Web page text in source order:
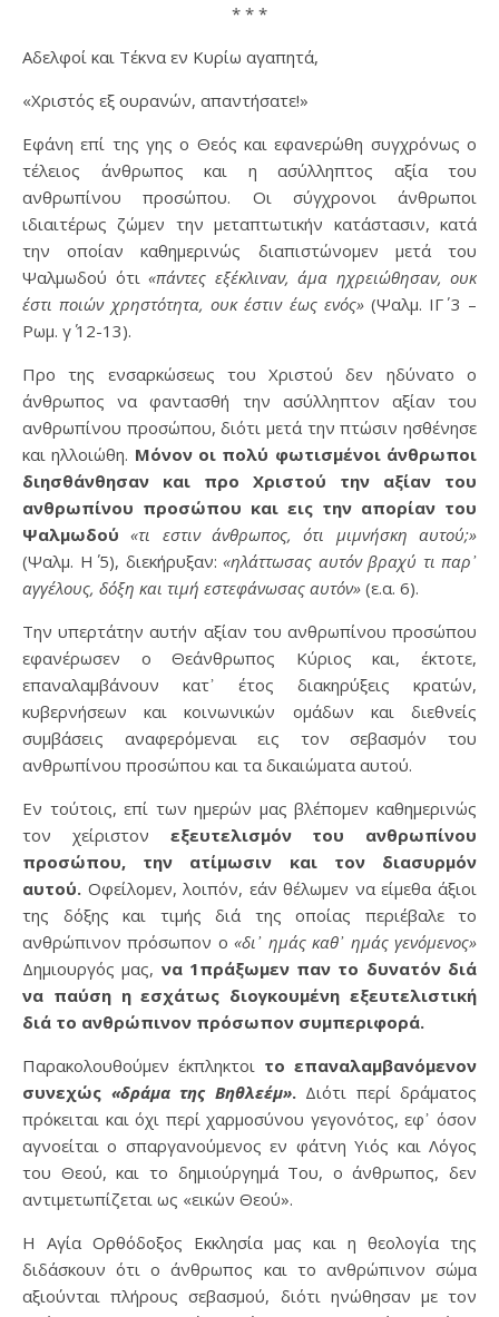
* * *
Αδελφοί και Τέκνα εν Κυρίω αγαπητά,
«Χριστός εξ ουρανών, απαντήσατε!»
Εφάνη επί της γης ο Θεός και εφανερώθη συγχρόνως ο
τέλειος άνθρωπος και η ασύλληπτος αξία του
ανθρωπίνου προσώπου. Oι σύγχρονοι άνθρωποι
ιδιαιτέρως ζώμεν την μεταπτωτικήν κατάστασιν, κατά
την οποίαν καθημερινώς διαπιστώνομεν μετά του
Ψαλμωδού ότι «πάντες εξέκλιναν, άμα ηχρειώθησαν, ουκ
έστι ποιών χρηστότητα, ουκ έστιν έως ενός»(Ψαλμ. ΙΓ΄ 3 –
Ρωμ. γ΄ 12-13).
Προ της ενσαρκώσεως του Χριστού δεν ηδύνατο ο
άνθρωπος να φαντασθή την ασύλληπτον αξίαν του
ανθρωπίνου προσώπου, διότι μετά την πτώσιν ησθένησε
και ηλλοιώθη. Μόνον οι πολύ φωτισμένοι άνθρωποι
διησθάνθησαν και προ Χριστού την αξίαν του
ανθρωπίνου προσώπου και εις την απορίαν του
Ψαλμωδού «τι εστιν άνθρωπος, ότι μιμνήσκη αυτού;»
(Ψαλμ. Η΄ 5), διεκήρυξαν: «ηλάττωσας αυτόν βραχύ τι παρ᾿
αγγέλους, δόξη και τιμή εστεφάνωσας αυτόν» (ε.α. 6).
Την υπερτάτην αυτήν αξίαν του ανθρωπίνου προσώπου
εφανέρωσεν ο Θεάνθρωπος Κύριος και, έκτοτε,
επαναλαμβάνουν κατ᾿ έτος διακηρύξεις κρατών,
κυβερνήσεων και κοινωνικών ομάδων και διεθνείς
συμβάσεις αναφερόμεναι εις τον σεβασμόν του
ανθρωπίνου προσώπου και τα δικαιώματα αυτού.
Εν τούτοις, επί των ημερών μας βλέπομεν καθημερινώς
τον χείριστον εξευτελισμόν του ανθρωπίνου
προσώπου, την ατίμωσιν και τον διασυρμόν
αυτού. Οφείλομεν, λοιπόν, εάν θέλωμεν να είμεθα άξιοι
της δόξης και τιμής διά της οποίας περιέβαλε το
ανθρώπινον πρόσωπον ο«δι᾿ ημάς καθ᾿ ημάς γενόμενος»
Δημιουργός μας, να 1πράξωμεν παν το δυνατόν διά
να παύση η εσχάτως διογκουμένη εξευτελιστική
διά το ανθρώπινον πρόσωπον συμπεριφορά.
Παρακολουθούμεν έκπληκτοι το επαναλαμβανόμενον
συνεχώς «δράμα της Βηθλεέμ».Διότι περί δράματος
πρόκειται και όχι περί χαρμοσύνου γεγονότος, εφ᾿ όσον
αγνοείται ο σπαργανούμενος εν φάτνη Υιός και Λόγος
του Θεού, και το δημιούργημά Του, ο άνθρωπος, δεν
αντιμετωπίζεται ως «εικών Θεού».
Η Αγία Ορθόδοξος Εκκλησία μας και η θεολογία της
διδάσκουν ότι ο άνθρωπος και το ανθρώπινον σώμα
αξιούνται πλήρους σεβασμού, διότι ηνώθησαν με τον